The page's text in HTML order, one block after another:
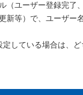
（ユーザー登録完了
新等）で、ユーザー
している場合は、